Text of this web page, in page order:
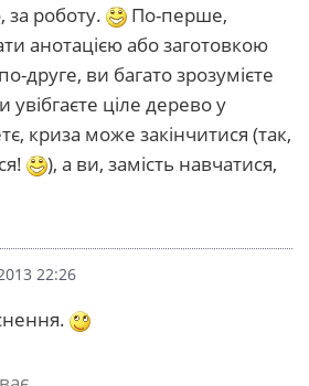
за роботу.
По-перше,
анотацією або заготовкою
друге, ви багато зрозумієте
увібгаєте ціле дерево у
криза може закінчитися (так,
), а ви, замість навчатися,
22:26